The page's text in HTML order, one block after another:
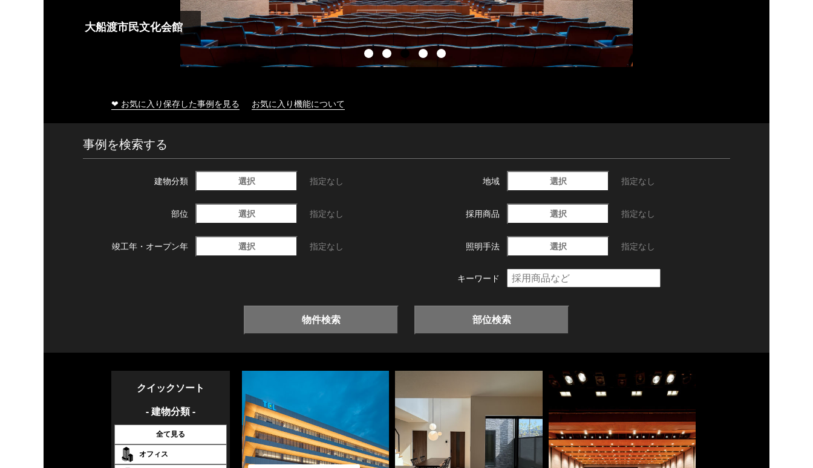
大船渡市民文化会館
❤ お気に入り保存した事例を見る お気に入り機能について
事例を検索する
建物分類 選択 指定なし 地域 選択 指定なし
部位 選択 指定なし 採用商品 選択 指定なし
竣工年・ オープン年 選択 指定なし 照明手法 選択 指定なし
キーワード
物件検索 部位検索
クイックソート
- 建物分類 -
全て見る
オフィス